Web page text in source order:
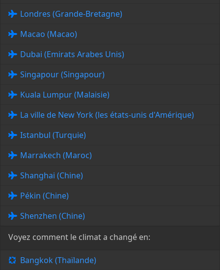
Londres (Grande-Bretagne)
Macao (Macao)
Dubai (Emirats Arabes Unis)
Singapour (Singapour)
Kuala Lumpur (Malaisie)
La ville de New York (les états-unis d'Amérique)
Istanbul (Turquie)
Marrakech (Maroc)
Shanghai (Chine)
Pékin (Chine)
Shenzhen (Chine)
Voyez comment le climat a changé en:
Bangkok (Thaïlande)